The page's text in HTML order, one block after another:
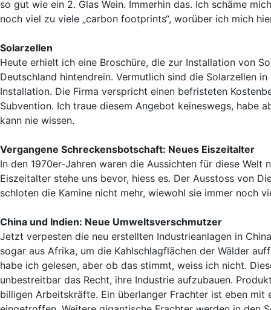
so gut wie ein 2. Glas Wein. Immerhin das. Ich schäme
noch viel zu viele „carbon footprints“, worüber ich mich
Solarzellen
Heute erhielt ich eine Broschüre, die zur Installation von
Deutschland hintendrein. Vermutlich sind die Solarzellen
Installation. Die Firma verspricht einen befristeten
Subvention. Ich traue diesem Angebot keineswegs, habe
kann nie wissen.
Vergangene Schreckensbotschaft: Neues Eiszeitalter
In den 1970er-Jahren waren die Aussichten für diese
Eiszeitalter stehe uns bevor, hiess es. Der Ausstoss von
schloten die Kamine nicht mehr, wiewohl sie immer noch
China und Indien: Neue Umweltsverschmutzer
Jetzt verpesten die neu erstellten Industrieanlagen in
sogar aus Afrika, um die Kahlschlagflächen der Wälder
habe ich gelesen, aber ob das stimmt, weiss ich nicht.
unbestreitbar das Recht, ihre Industrie aufzubauen.
billigen Arbeitskräfte. Ein überlanger Frachter ist eben mit